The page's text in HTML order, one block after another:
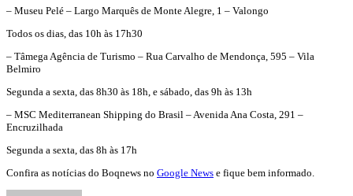
– Museu Pelé – Largo Marquês de Monte Alegre, 1 – Valongo
Todos os dias, das 10h às 17h30
– Tâmega Agência de Turismo – Rua Carvalho de Mendonça, 595 – Vila
Belmiro
Segunda a sexta, das 8h30 às 18h, e sábado, das 9h às 13h
– MSC Mediterranean Shipping do Brasil – Avenida Ana Costa, 291 –
Encruzilhada
Segunda a sexta, das 8h às 17h
Confira as notícias do Boqnews no Google News e fique bem informado.